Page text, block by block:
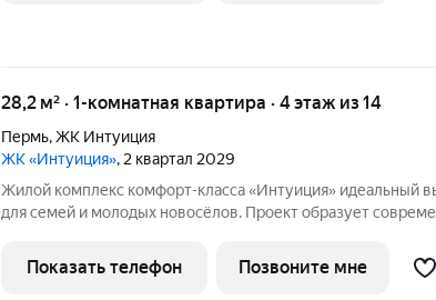
28,2 м² · 1-комнатная квартира · 4 этаж из 14
Пермь,ЖК Интуиция
ЖК «Интуиция», 2 квартал 2029
Жилой комплекс комфорт-класса «Интуиция» идеальный выбор
для семей и молодых новосёлов. Проект образует
Беляева - Одоевского. Новый жилой комплекс гармонично
в сложившуюся
Показать телефон Позвоните мне